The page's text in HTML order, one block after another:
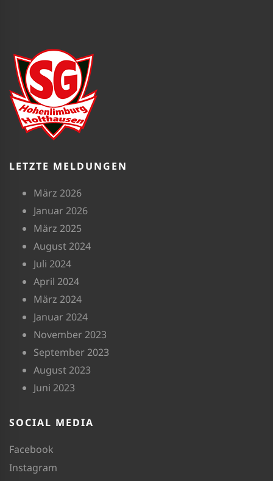
LETZTE MELDUNGEN
März 2026
Januar 2026
März 2025
August 2024
Juli 2024
April 2024
März 2024
Januar 2024
November 2023
September 2023
August 2023
Juni 2023
SOCIAL MEDIA
Facebook
Instagram